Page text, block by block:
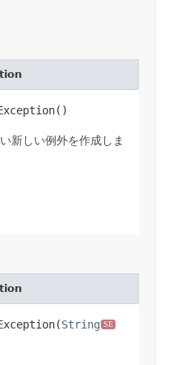
新しい例外を作成しま
String SE